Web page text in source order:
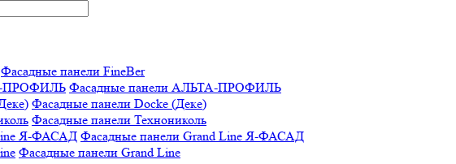
Фасадные панели FineBer
Фасадные панели АЛЬТА-ПРОФИЛЬ
Фасадные панели Docke (Деке)
Фасадные панели Технониколь
Фасадные панели Grand Line Я-ФАСАД
Фасадные панели Grand Line